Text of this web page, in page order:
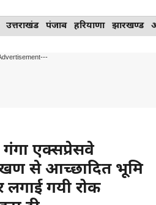
उत्तराखंड पंजाब हरियाणा झारखण्ड
एक्सप्रेसवे
से आच्छादित भूमि
लगाई गयी रोक